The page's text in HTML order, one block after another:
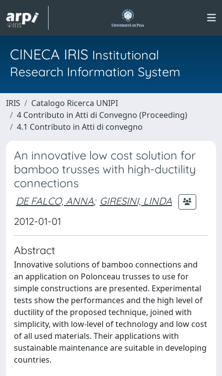
CINECA IRIS Institutional
Research Information System
IRIS
Catalogo Ricerca UNIPI
4 Contributo in Atti di Convegno (Proceeding)
4.1 Contributo in Atti di convegno
An innovative low cost solution for
bamboo trusses with high-ductility
connections
DE FALCO, ANNA; GIRESINI, LINDA
2012-01-01
Abstract
Innovative solutions of bamboo connections and
an application on Polonceau trusses to use for
simple constructions are presented. Experimental
tests show the performances and the high level of
ductility of the proposed technique, joined with
simplicity, with low-level of technology and low cost
of all used materials. Their applications with
sustainable maintenance are suitable in developing
countries.